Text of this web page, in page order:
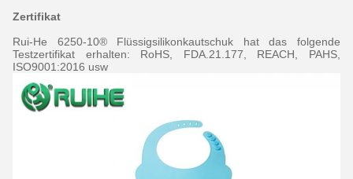
Zertifikat
Rui-He 6250-10® Flüssigsilikonkautschuk hat das folgende
Testzertifikat erhalten: RoHS, FDA.21.177, REACH, PAHS,
ISO9001:2016 usw